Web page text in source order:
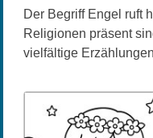
Der Begriff Engel ruft
Religionen präsent
vielfältige